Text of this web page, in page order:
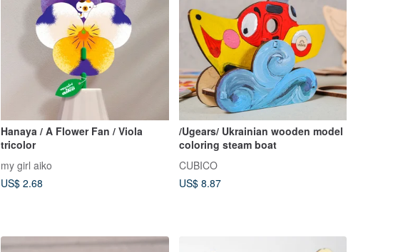
Hanaya / A Flower Fan / Viola
tricolor
my girl aiko
US$ 2.68
/Ugears/ Ukrainian wooden model
coloring steam boat
CUBICO
US$ 8.87